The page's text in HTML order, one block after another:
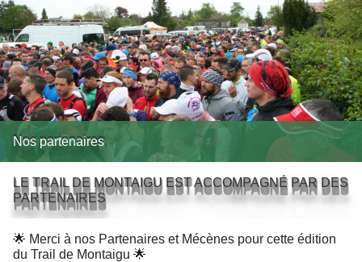
Nos partenaires
LE TRAIL DE MONTAIGU EST ACCOMPAGNÉ PAR DES
PARTENAIRES
🌟 Merci à nos Partenaires et Mécènes pour cette édition
du Trail de Montaigu 🌟